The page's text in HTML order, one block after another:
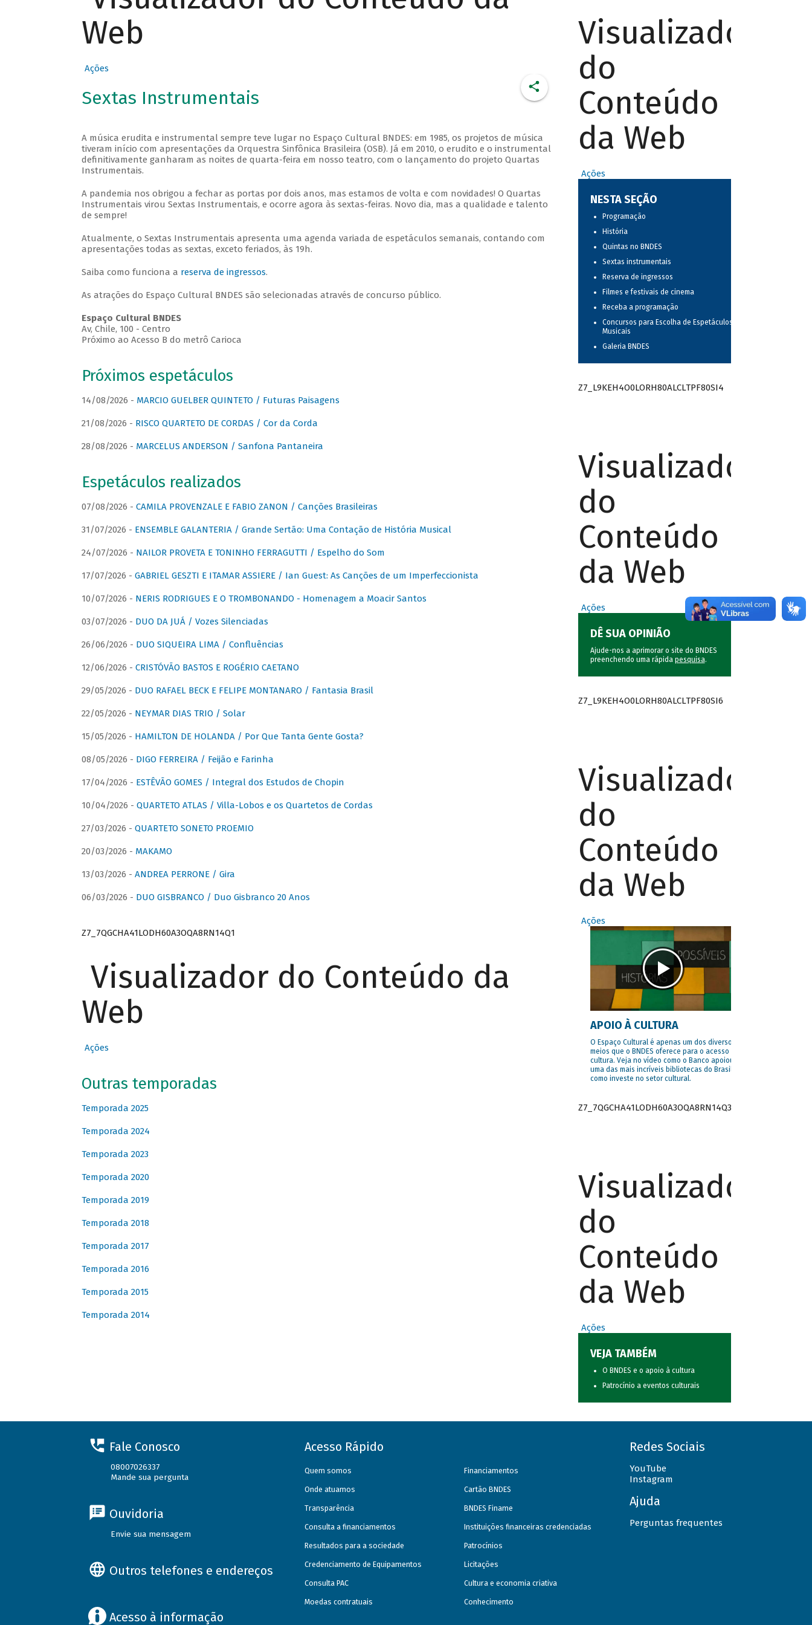
Web
Ações
Sextas Instrumentais
A música erudita e instrumental sempre teve lugar no Espaço Cultural BNDES: em 1985, os projetos de música
tiveram início com apresentações da Orquestra Sinfônica Brasileira (OSB). Já em 2010, o erudito e o instrumental
definitivamente ganharam as noites de quarta-feira em nosso teatro, com o lançamento do projeto Quartas
Instrumentais.
A pandemia nos obrigou a fechar as portas por dois anos, mas estamos de volta e com novidades! O Quartas
Instrumentais virou Sextas Instrumentais, e ocorre agora às sextas-feiras. Novo dia, mas a qualidade e talento
de sempre!
Atualmente, o Sextas Instrumentais apresenta uma agenda variada de espetáculos semanais, contando com
apresentações todas as sextas, exceto feriados, às 19h.
Saiba como funciona a reserva de ingressos.
As atrações do Espaço Cultural BNDES são selecionadas através de concurso público.
Espaço Cultural BNDES
Av, Chile, 100 - Centro
Próximo ao Acesso B do metrô Carioca
Próximos espetáculos
14/08/2026 - MARCIO GUELBER QUINTETO / Futuras Paisagens
21/08/2026 - RISCO QUARTETO DE CORDAS / Cor da Corda
28/08/2026 - MARCELUS ANDERSON / Sanfona Pantaneira
Espetáculos realizados
07/08/2026 - CAMILA PROVENZALE E FABIO ZANON / Canções Brasileiras
31/07/2026 - ENSEMBLE GALANTERIA / Grande Sertão: Uma Contação de História Musical
24/07/2026 - NAILOR PROVETA E TONINHO FERRAGUTTI / Espelho do Som
17/07/2026 - GABRIEL GESZTI E ITAMAR ASSIERE / Ian Guest: As Canções de um Imperfeccionista
10/07/2026 - NERIS RODRIGUES E O TROMBONANDO - Homenagem a Moacir Santos
03/07/2026 - DUO DA JUÁ / Vozes Silenciadas
26/06/2026 - DUO SIQUEIRA LIMA / Confluências
12/06/2026 - CRISTÓVÃO BASTOS E ROGÉRIO CAETANO
29/05/2026 - DUO RAFAEL BECK E FELIPE MONTANARO / Fantasia Brasil
22/05/2026 - NEYMAR DIAS TRIO / Solar
15/05/2026 - HAMILTON DE HOLANDA / Por Que Tanta Gente Gosta?
08/05/2026 - DIGO FERREIRA / Feijão e Farinha
17/04/2026 - ESTÊVÃO GOMES / Integral dos Estudos de Chopin
10/04/2026 - QUARTETO ATLAS / Villa-Lobos e os Quartetos de Cordas
27/03/2026 - QUARTETO SONETO PROEMIO
20/03/2026 - MAKAMO
13/03/2026 - ANDREA PERRONE / Gira
06/03/2026 - DUO GISBRANCO / Duo Gisbranco 20 Anos
Z7_7QGCHA41LODH60A3OQA8RN14Q1
Visualizador do Conteúdo da
Web
Ações
Outras temporadas
Temporada 2025
Temporada 2024
Temporada 2023
Temporada 2020
Temporada 2019
Temporada 2018
Temporada 2017
Temporada 2016
Temporada 2015
Temporada 2014
Visualizador
do
Conteúdo
da Web
Ações
NESTA SEÇÃO
Programação
História
Quintas no BNDES
Sextas instrumentais
Reserva de ingressos
Filmes e festivais de cinema
Receba a programação
Concursos para Escolha de Espetáculos
Musicais
Galeria BNDES
Z7_L9KEH4O0LORH80ALCLTPF80SI4
Visualizador
do
Conteúdo
da Web
Ações
DÊ SUA OPINIÃO
Ajude-nos a aprimorar o site do BNDES
preenchendo uma rápida pesquisa.
Z7_L9KEH4O0LORH80ALCLTPF80SI6
Visualizador
do
Conteúdo
da Web
Ações
APOIO À CULTURA
O Espaço Cultural é apenas um dos diversos
meios que o BNDES oferece para o acesso à
cultura. Veja no vídeo como o Banco apoiou
uma das mais incríveis bibliotecas do Brasil e
como investe no setor cultural.
Z7_7QGCHA41LODH60A3OQA8RN14Q3
Visualizador
do
Conteúdo
da Web
Ações
VEJA TAMBÉM
O BNDES e o apoio à cultura
Patrocínio a eventos culturais
Fale Conosco
08007026337
Mande sua pergunta
Ouvidoria
Envie sua mensagem
Outros telefones e endereços
Acesso à informação
Acesso Rápido
Quem somos
Onde atuamos
Transparência
Consulta a financiamentos
Resultados para a sociedade
Credenciamento de Equipamentos
Consulta PAC
Moedas contratuais
Financiamentos
Cartão BNDES
BNDES Finame
Instituições financeiras credenciadas
Patrocínios
Licitações
Cultura e economia criativa
Conhecimento
Redes Sociais
YouTube
Instagram
Ajuda
Perguntas frequentes